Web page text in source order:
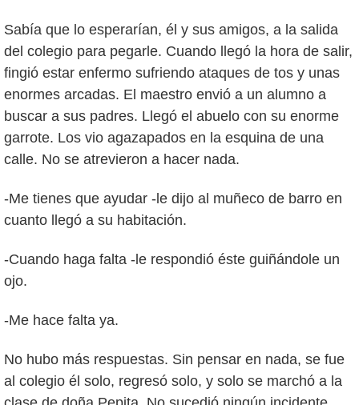
Sabía que lo esperarían, él y sus amigos, a la salida
del colegio para pegarle. Cuando llegó la hora de salir,
fingió estar enfermo sufriendo ataques de tos y unas
enormes arcadas. El maestro envió a un alumno a
buscar a sus padres. Llegó el abuelo con su enorme
garrote. Los vio agazapados en la esquina de una
calle. No se atrevieron a hacer nada.
-Me tienes que ayudar -le dijo al muñeco de barro en
cuanto llegó a su habitación.
-Cuando haga falta -le respondió éste guiñándole un
ojo.
-Me hace falta ya.
No hubo más respuestas. Sin pensar en nada, se fue
al colegio él solo, regresó solo, y solo se marchó a la